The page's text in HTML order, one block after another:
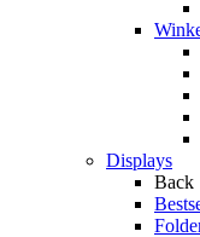
Displays
Back